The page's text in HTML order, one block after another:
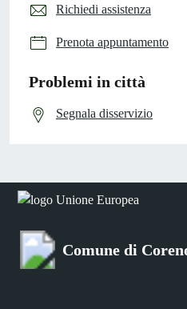
Richiedi assistenza
Prenota appuntamento
Problemi in città
Segnala disservizio
Comune di